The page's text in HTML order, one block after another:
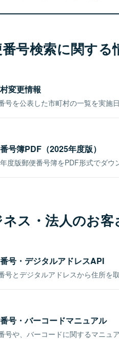
号検索に関する
変更情報
号を公表した市町村の一覧を実施
号簿PDF（2025年度版）
度版郵便番号簿をPDF形式でダウ
ネス・法人のお
号・デジタルアドレスAPI
号とデジタルアドレスから住所を
号・バーコードマニュアル
号や、バーコードに関するマニュ